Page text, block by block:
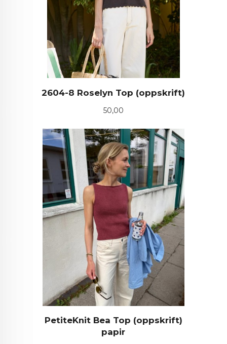
2604-8 Roselyn Top (oppskrift)
Pris
50,00
PetiteKnit Bea Top (oppskrift)
papir